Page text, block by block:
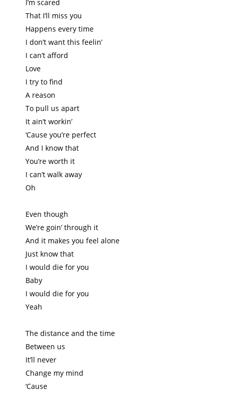
I’m scared
That I’ll miss you
Happens every time
I don’t want this feelin’
I can’t afford
Love
I try to find
A reason
To pull us apart
It ain’t workin’
‘Cause you’re perfect
And I know that
You’re worth it
I can’t walk away
Oh
Even though
We’re goin’ through it
And it makes you feel alone
Just know that
I would die for you
Baby
I would die for you
Yeah
The distance and the time
Between us
It’ll never
Change my mind
‘Cause